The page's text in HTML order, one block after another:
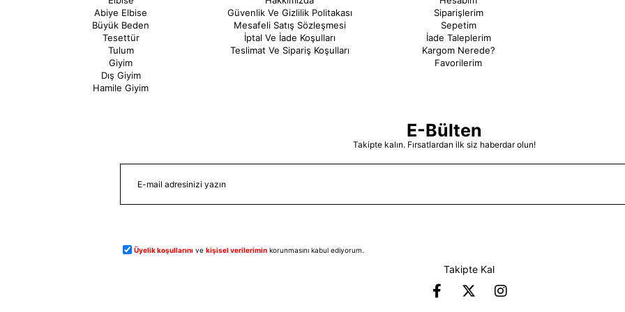
Abiye Elbise
Büyük Beden
Tesettür
Tulum
Giyim
Dış Giyim
Hamile Giyim
Güvenlik Ve Gizlilik Politakası
Mesafeli Satış Sözleşmesi
İptal Ve İade Koşulları
Teslimat Ve Sipariş Koşulları
Siparişlerim
Sepetim
İade Taleplerim
Kargom Nerede?
Favorilerim
E-Bülten
Takipte kalın. Fırsatlardan ilk siz haberdar olun!
Üyelik koşullarını ve kişisel verilerimin korunmasını kabul ediyorum.
Takipte Kal